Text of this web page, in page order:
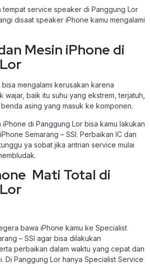
tempat service speaker di Panggung Lor
disaat speaker iPhone kamu mengalami
Mesin iPhone di
bisa mengalami kerusakan karena
wajar, baik itu suhu yang ekstrem, terjatuh,
asing yang masuk ke komponen.
di Panggung Lor bisa kamu lakukan
Semarang – SSI. Perbaikan IC dan
ya sobat jika antrian service mulai
Mati Total di
bawa iPhone kamu ke Specialist
– SSI agar bisa dilakukan
perbaikan dalam waktu yang cepat dan
Di Panggung Lor hanya Specialist Service